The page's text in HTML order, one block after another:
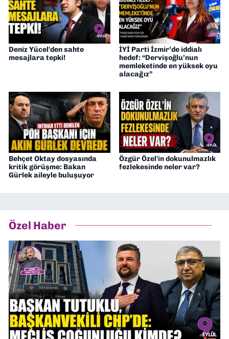
Deniz Yücel'den sahte
mesajlara tepki!
İYİ Parti İzmir’de iddialı
hedef: “Dervişoğlu’nun
memleketinde en yüksek oyu
alacağız”
Behçet Oktay dosyasında
kritik görüşme: Bakan
Gürlek aileyle buluşuyor
Özgür Özel'in dokunulmazlık
fezlekesinde neler var?
Özel Haber